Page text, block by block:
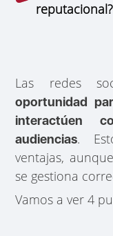
reputacional?
Las redes
oportunidad
interactúen
audiencias.
ventajas,
se gestiona
Vamos a ver 4